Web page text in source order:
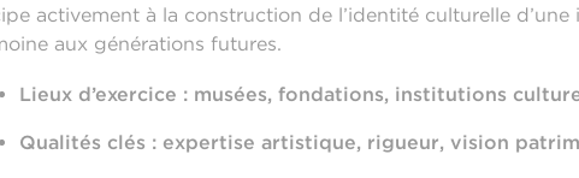
activement à la construction de l’identité culturelle
aux générations futures.
Lieux d’exercice : musées, fondations, institutions
Qualités clés : expertise artistique, rigueur, vision